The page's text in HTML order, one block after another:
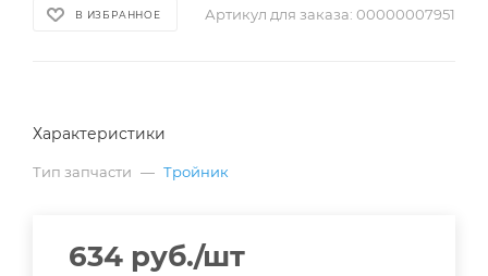
В ИЗБРАННОЕ Артикул для заказа: 00000007951
Характеристики
Тип запчасти — Тройник
634 руб./шт